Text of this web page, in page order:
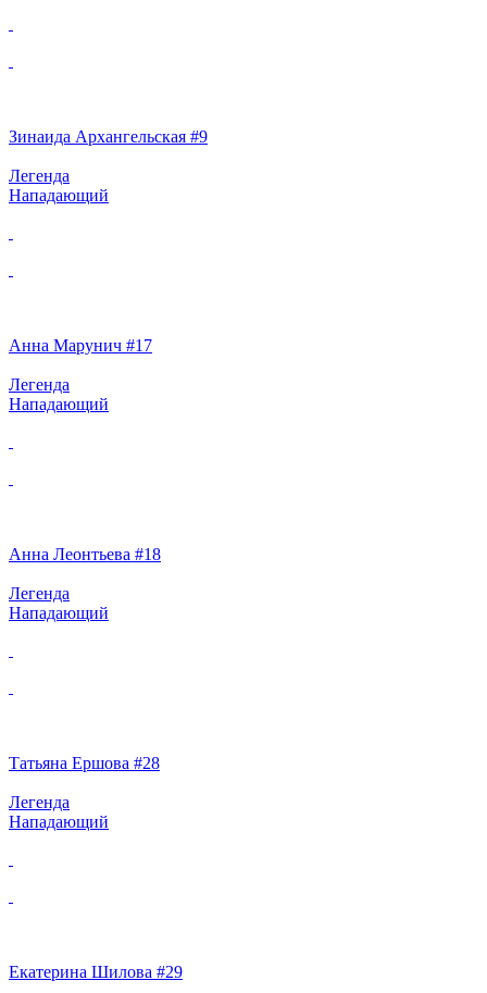
Зинаида Архангельская #9
Легенда
Нападающий
Анна Марунич #17
Легенда
Нападающий
Анна Леонтьева #18
Легенда
Нападающий
Татьяна Ершова #28
Легенда
Нападающий
Екатерина Шилова #29